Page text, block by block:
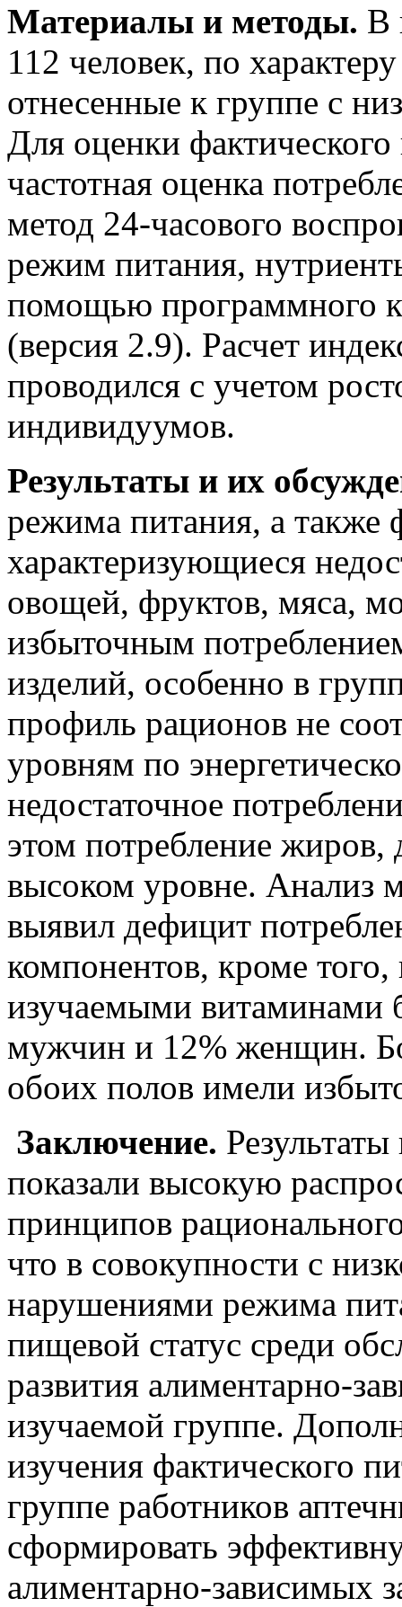
Материалы и методы. В
112 человек, по
отнесенные к группе с
Для оценки
частотная оценка
метод 24-часового
режим питания,
помощью программного
(версия 2.9). Расчет
проводился с учетом
индивидуумов.
Результаты и их
режима питания, а также
характеризующиеся
овощей, фруктов, мяса,
избыточным
изделий, особенно в
профиль рационов не
уровням по
недостаточное
этом потребление жиров,
высоком уровне. Анализ
выявил дефицит
компонентов, кроме того,
изучаемыми витаминами
мужчин и 12% женщин.
обоих полов имели
Заключение.
показали высокую
принципов
что в совокупности с
нарушениями режима
пищевой статус среди
развития алиментарно-
изучаемой группе.
изучения фактического
группе работников
сформировать
алиментарно-зависимых